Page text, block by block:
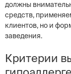
должны
средств,
клиентов, но и
заведения.
Критерии